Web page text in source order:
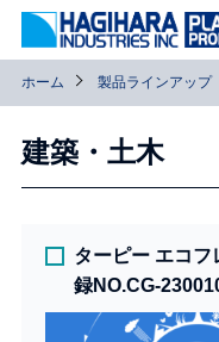
ホーム 製品ラインアップ
建築・土木
ターピー エコ
録NO.CG-